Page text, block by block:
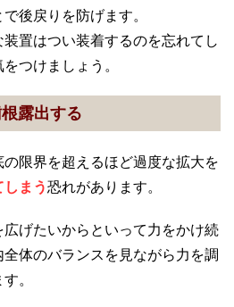
後戻りを防げます。
置はつい装着するのを忘れてし
つけましょう。
露出する
限界を超えるほど過度な拡大を
まう恐れがあります。
げたいからといって力をかけ続
体のバランスを見ながら力を調
。